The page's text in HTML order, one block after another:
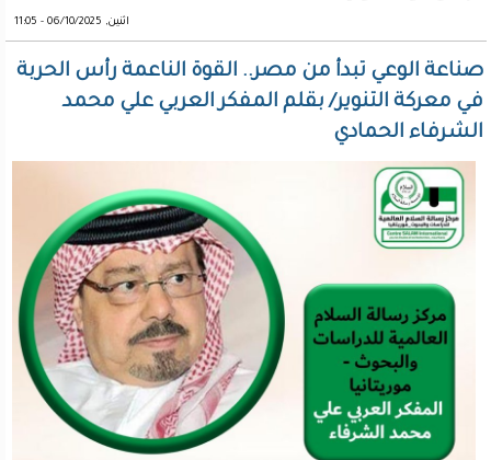
اثنين, 06/10/2025 - 11:05
صناعة الوعي تبدأ من مصر.. القوة الناعمة رأس الحربة
في معركة التنوير/ بقلم المفكر العربي علي محمد
الشرفاء الحمادي